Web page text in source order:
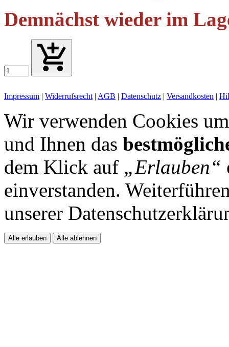
Demnächst wieder im
Impressum | Widerrufsrecht | AGB | Datenschutz | Versandkosten |
Wir verwenden Cookies
und Ihnen das
dem Klick auf „Erlauben“
einverstanden.
unserer
Alle erlauben Alle ablehnen